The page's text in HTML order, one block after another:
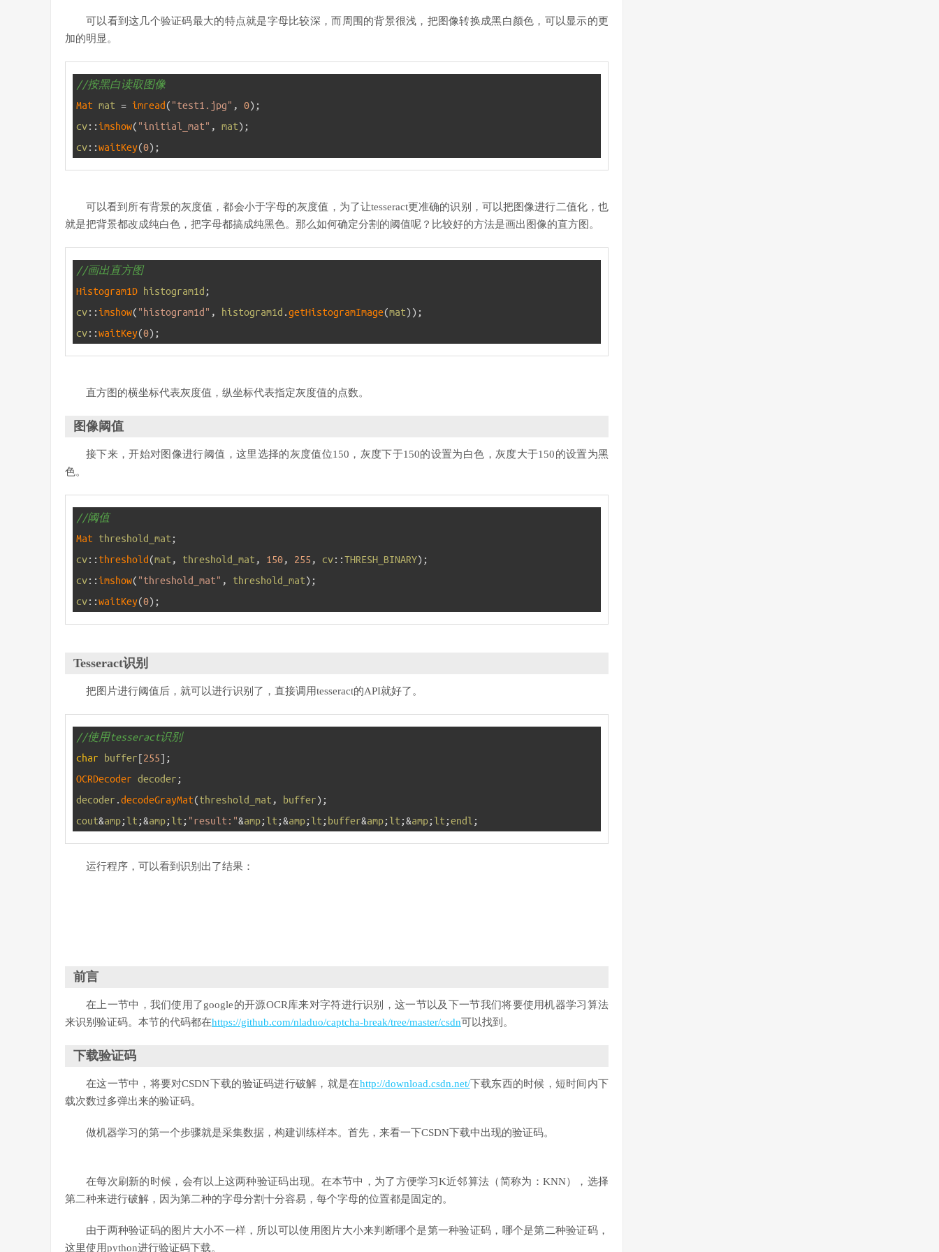
可以看到这几个验证码最大的特点就是字母比较深，而周围的背景很浅，把图像转换成黑白颜色，可以显示的更
加的明显。
//按黑白读取图像
Mat mat = imread( "test1.jpg" , 0) ;
cv::imshow( "initial_mat" , mat) ;
cv::waitKey(0) ;
可以看到所有背景的灰度值，都会小于字母的灰度值，为了让tesseract更准确的识别，可以把图像进行二值化，也
就是把背景都改成纯白色，把字母都搞成纯黑色。那么如何确定分割的阈值呢？比较好的方法是画出图像的直方图。
//画出直方图
Histogram1D
histogram1d ;
cv::imshow( "histogram1d" , histogram1d .getHistogramImage(mat)) ;
cv::waitKey(0) ;
直方图的横坐标代表灰度值，纵坐标代表指定灰度值的点数。
图像阈值
接下来，开始对图像进行阈值，这里选择的灰度值位150，灰度下于150的设置为白色，灰度大于150的设置为黑
色。
//阈值
Mat threshold_mat ;
cv:: threshold(mat , threshold_mat , 150, 255 , cv::THRESH_BINARY) ;
cv::imshow( "threshold_mat" , threshold_mat) ;
cv::waitKey(0) ;
Tesseract识别
把图片进行阈值后，就可以进行识别了，直接调用tesseract的API就好了。
//使用tesseract识别
char
buffer [255] ;
OCRDecoder decoder ;
decoder .decodeGrayMat(threshold_mat , buffer) ;
cout&amp; lt ;&amp; lt ; "result:"&amp; lt ;&amp; lt ; buffer&amp; lt ;&amp; lt ;endl ;
运行程序，可以看到识别出了结果：
前言
在上一节中，我们使用了google的开源OCR库来对字符进行识别，这一节以及下一节我们将要使用机器学习算法
来识别验证码。本节的代码都在https://github.com/nladuo/captcha-break/tree/master/csdn可以找到。
下载验证码
在这一节中，将要对CSDN下载的验证码进行破解，就是在http://download.csdn.net/下载东西的时候，短时间内下
载次数过多弹出来的验证码。
做机器学习的第一个步骤就是采集数据，构建训练样本。首先，来看一下CSDN下载中出现的验证码。
在每次刷新的时候，会有以上这两种验证码出现。在本节中，为了方便学习K近邻算法（简称为：KNN），选择
第二种来进行破解，因为第二种的字母分割十分容易，每个字母的位置都是固定的。
由于两种验证码的图片大小不一样，所以可以使用图片大小来判断哪个是第一种验证码，哪个是第二种验证码，
这里使用python进行验证码下载。